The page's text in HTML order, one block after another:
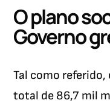
O plano
Governo
Tal como
total de 86,7 mil